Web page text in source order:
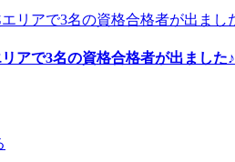
アで3名の資格合格者が出ました♪